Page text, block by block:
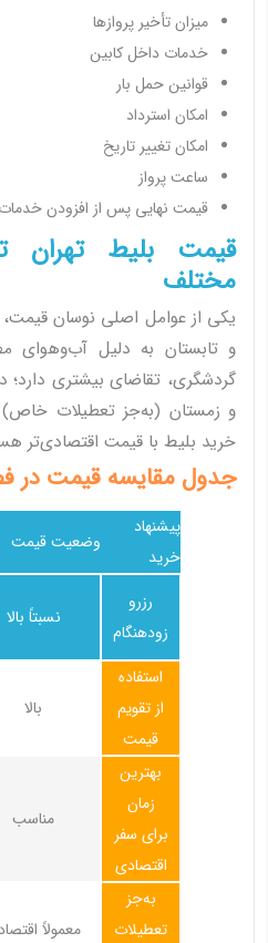
میزان تأخیر پروازها
خدمات داخل کابین
قوانین حمل بار
امکان استرداد
امکان تغییر تاریخ
ساعت پرواز
قیمت نهایی پس از افزودن خدمات
قیمت بلیط تهران
مختلف
یکی از عوامل اصلی نوسان
و تابستان به دلیل آب‌وهوای
گردشگری، تقاضای بیشتری دارد؛
و زمستان (به‌جز تعطیلات خاص)
خرید بلیط با قیمت اقتصادی‌تر
جدول مقایسه قیمت در
وضعیت قیمت
پیشنهاد
خرید
نسبتاً بالا
رزرو
زودهنگام
بالا
استفاده
از تقویم
قیمت
مناسب
بهترین
زمان
برای سفر
اقتصادی
معمولاً
به‌جز
تعطیلات